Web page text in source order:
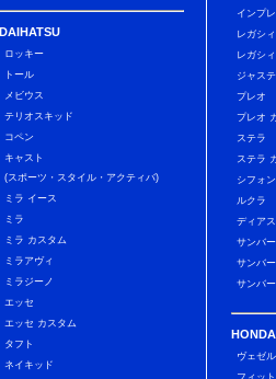
DAIHATSU
ロッキー
トール
メビウス
テリオスキッド
コペン
キャスト
(スポーツ・スタイル・アクティバ)
ミラ イース
ミラ
ミラ カスタム
ミラアヴィ
ミラジーノ
エッセ
エッセ カスタム
タフト
ネイキッド
インプ
レガシ
レガシ
ジャス
プレオ
プレオ
ステラ
ステラ
シフォ
ルクラ
ディア
サンバ
サンバ
サンバ
HONDA
ヴェゼル
フィット